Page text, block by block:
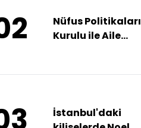
Nüfus Politikaları
Kurulu ile Aile
İstanbul'daki